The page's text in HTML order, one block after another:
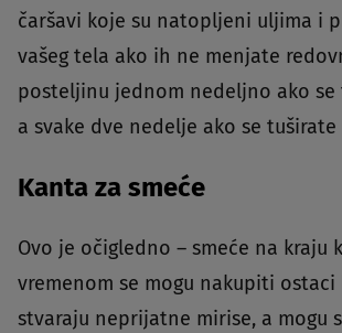
čaršavi koje su natopljeni uljima i
vašeg tela ako ih ne menjate
posteljinu jednom nedeljno ako
a svake dve nedelje ako se
Kanta za smeće
Ovo je očigledno – smeće na kraju
vremenom se mogu nakupiti
stvaraju neprijatne mirise, a mogu